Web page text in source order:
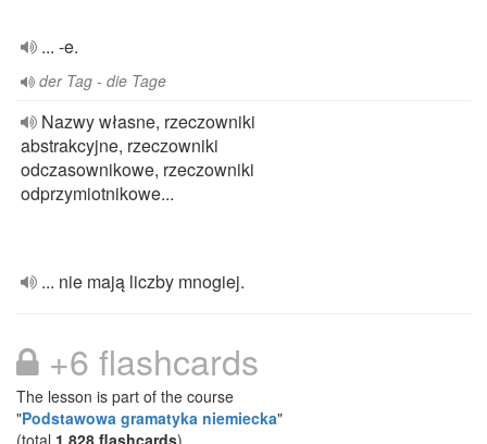
... -e.
der Tag - die Tage
Nazwy własne, rzeczowniki
abstrakcyjne, rzeczowniki
odczasownikowe, rzeczowniki
odprzymiotnikowe...
... nie mają liczby mnogiej.
+6 flashcards
The lesson is part of the course
"Podstawowa gramatyka niemiecka"
(total 1,828 flashcards)